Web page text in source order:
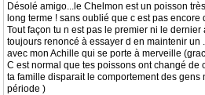
Désolé amigo...le Chelmon est un poisson
long terme ! sans oublié que c est pas
Tout façon tu n est pas le premier ni le
toujours renoncé à essayer d en maintenir un
avec mon Achille qui se porte à merveille
C est normal que tes poissons ont changé de
ta famille disparait le comportement des gens
période )